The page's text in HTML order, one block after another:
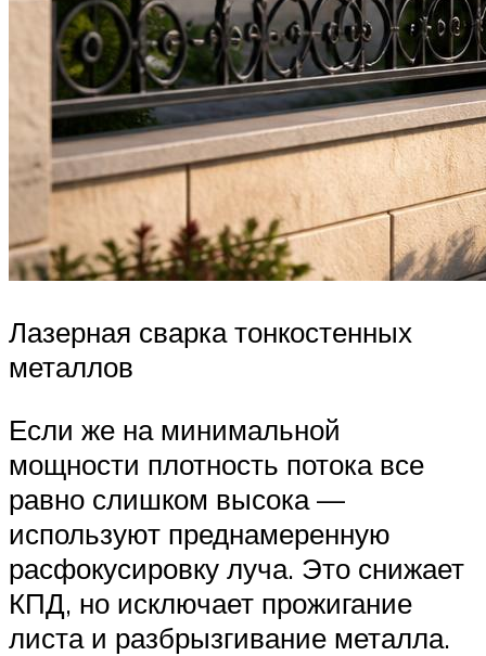
Лазерная сварка тонкостенных
металлов
Если же на минимальной
мощности плотность потока все
равно слишком высока —
используют преднамеренную
расфокусировку луча. Это снижает
КПД, но исключает прожигание
листа и разбрызгивание металла.